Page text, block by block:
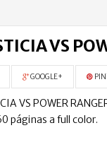
VS
GOOGLE+
VS POWER
páginas a full color.